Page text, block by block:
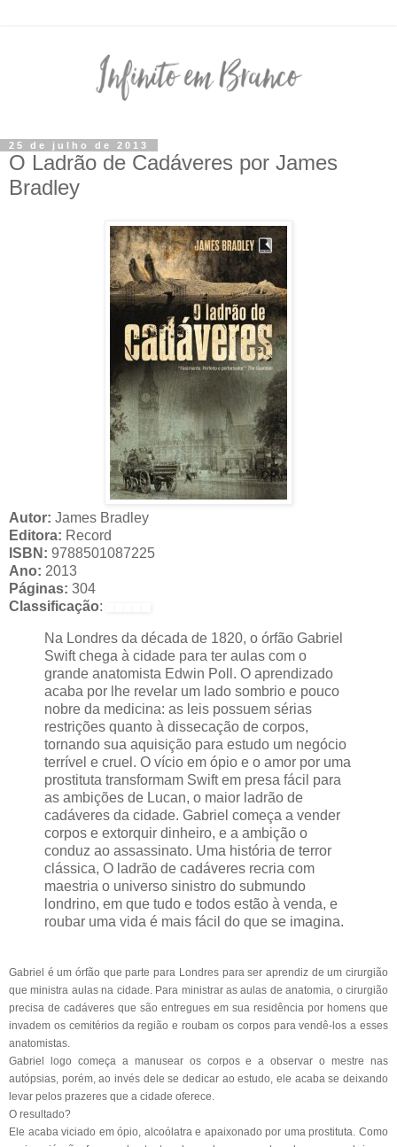
25 de julho de 2013
O Ladrão de Cadáveres por James
Bradley
Autor: James Bradley
Editora: Record
ISBN: 9788501087225
Ano: 2013
Páginas: 304
Classificação:
Na Londres da década de 1820, o órfão Gabriel
Swift chega à cidade para ter aulas com o
grande anatomista Edwin Poll. O aprendizado
acaba por lhe revelar um lado sombrio e pouco
nobre da medicina: as leis possuem sérias
restrições quanto à dissecação de corpos,
tornando sua aquisição para estudo um negócio
terrível e cruel. O vício em ópio e o amor por uma
prostituta transformam Swift em presa fácil para
as ambições de Lucan, o maior ladrão de
cadáveres da cidade. Gabriel começa a vender
corpos e extorquir dinheiro, e a ambição o
conduz ao assassinato. Uma história de terror
clássica, O ladrão de cadáveres recria com
maestria o universo sinistro do submundo
londrino, em que tudo e todos estão à venda, e
roubar uma vida é mais fácil do que se imagina.
Gabriel é um órfão que parte para Londres para ser aprendiz de um cirurgião
que ministra aulas na cidade. Para ministrar as aulas de anatomia, o cirurgião
precisa de cadáveres que são entregues em sua residência por homens que
invadem os cemitérios da região e roubam os corpos para vendê-los a esses
anatomistas.
Gabriel logo começa a manusear os corpos e a observar o mestre nas
autópsias, porém, ao invés dele se dedicar ao estudo, ele acaba se deixando
levar pelos prazeres que a cidade oferece.
O resultado?
Ele acaba viciado em ópio, alcoólatra e apaixonado por uma prostituta. Como